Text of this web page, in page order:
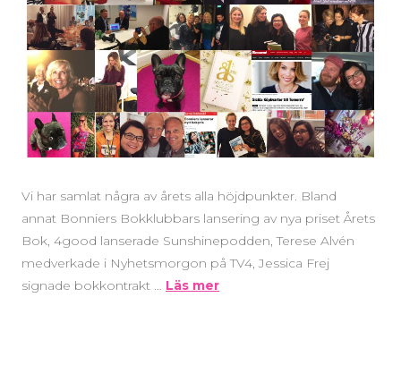
Vi har samlat några av årets alla höjdpunkter. Bland
annat Bonniers Bokklubbars lansering av nya priset Årets
Bok, 4good lanserade Sunshinepodden, Terese Alvén
medverkade i Nyhetsmorgon på TV4, Jessica Frej
signade bokkontrakt … Läs mer